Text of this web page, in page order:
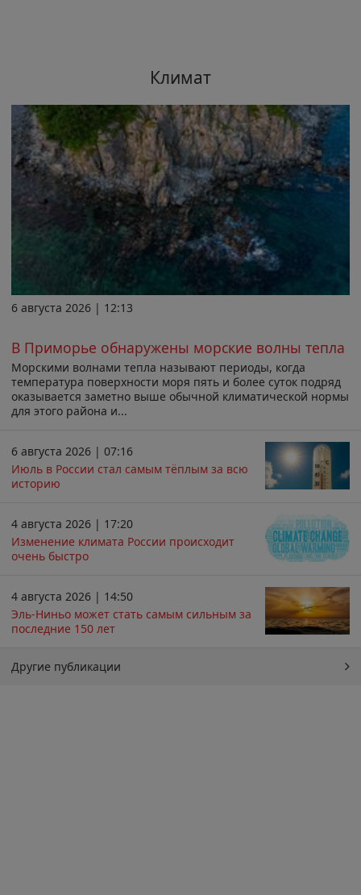
Климат
6 августа 2026 | 12:13
В Приморье обнаружены морские волны тепла
Морскими волнами тепла называют периоды, когда
температура поверхности моря пять и более суток подряд
оказывается заметно выше обычной климатической нормы
для этого района и...
6 августа 2026 | 07:16
Июль в России стал самым тёплым за всю
историю
4 августа 2026 | 17:20
Изменение климата России происходит
очень быстро
4 августа 2026 | 14:50
Эль-Ниньо может стать самым сильным за
последние 150 лет
Другие публикации